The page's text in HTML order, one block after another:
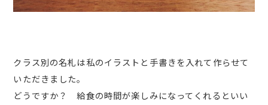
クラス別の名札は私のイラストと手書きを入れて作らせて
いただきました。
どうですか？ 給食の時間が楽しみになってくれるといい